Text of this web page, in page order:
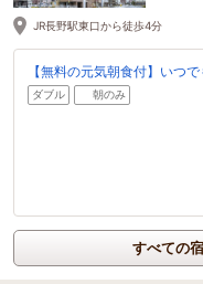
JR長野駅東口から徒歩4分
【無料の元気朝食付】いつ
ダブル 朝のみ
すべての